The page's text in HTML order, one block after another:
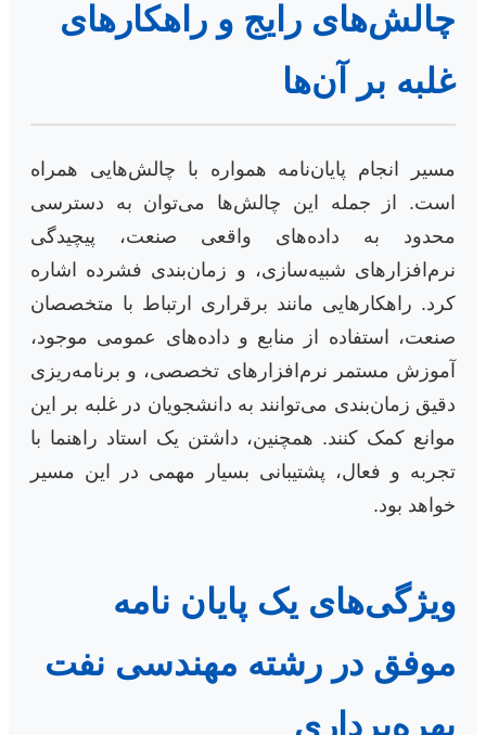
چالش‌های رایج و راهکارهای
غلبه بر آن‌ها
مسیر انجام پایان‌نامه همواره با چالش‌هایی همراه
است. از جمله این چالش‌ها می‌توان به دسترسی
محدود به داده‌های واقعی صنعت، پیچیدگی
نرم‌افزارهای شبیه‌سازی، و زمان‌بندی فشرده اشاره
کرد. راهکارهایی مانند برقراری ارتباط با متخصصان
صنعت، استفاده از منابع و داده‌های عمومی موجود،
آموزش مستمر نرم‌افزارهای تخصصی، و برنامه‌ریزی
دقیق زمان‌بندی می‌توانند به دانشجویان در غلبه بر این
موانع کمک کنند. همچنین، داشتن یک استاد راهنما با
تجربه و فعال، پشتیبانی بسیار مهمی در این مسیر
خواهد بود.
ویژگی‌های یک پایان نامه
موفق در رشته مهندسی نفت
بهره‌برداری